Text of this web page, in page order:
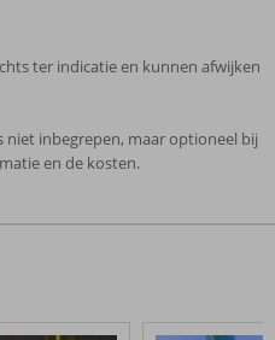
ter indicatie en kunnen afwijken
niet inbegrepen, maar optioneel bij
en de kosten.